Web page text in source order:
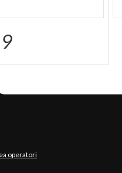
9
operatori